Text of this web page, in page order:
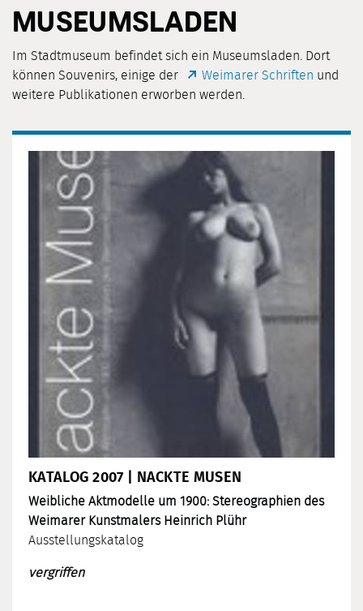
MUSEUMSLADEN
Im Stadtmuseum befindet sich ein Museumsladen. Dort
können Souvenirs, einige der
Weimarer Schriften und
weitere Publikationen erworben werden.
KATALOG 2007 | NACKTE MUSEN
Weibliche Aktmodelle um 1900: Stereographien des
Weimarer Kunstmalers Heinrich Plühr
Ausstellungskatalog
vergriffen